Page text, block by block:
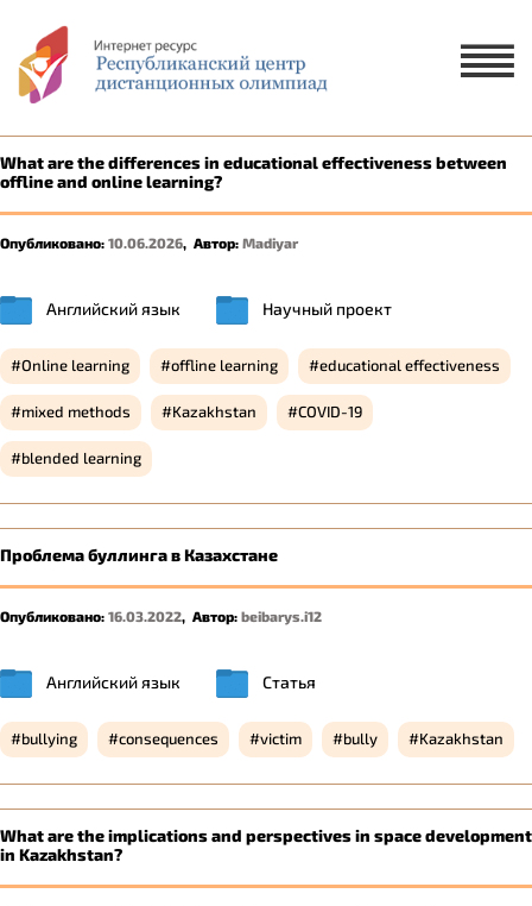
What are the differences in educational effectiveness between
offline and online learning?
Опубликовано: 10.06.2026, Автор: Madiyar
Английский язык Научный проект
Online learning offline learning educational effectiveness
mixed methods Kazakhstan COVID-19
blended learning
Проблема буллинга в Казахстане
Опубликовано: 16.03.2022, Автор: beibarys.i12
Английский язык Статья
bullying consequences victim bully Kazakhstan
What are the implications and perspectives in space development
in Kazakhstan?